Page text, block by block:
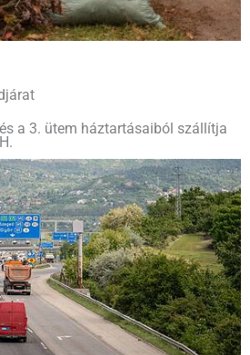
a 3. ütem háztartásaiból szállítja